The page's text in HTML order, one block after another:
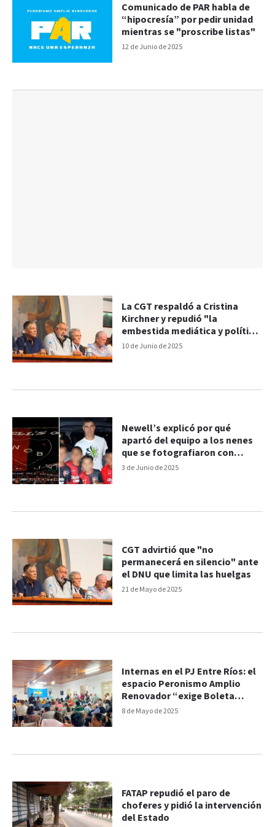
12 de Junio de 2025
Comunicado de PAR habla de
“hipocresía” por pedir unidad
mientras se "proscribe listas"
10 de Junio de 2025
La CGT respaldó a Cristina
Kirchner y repudió "la
embestida mediática y política
sobre la Justicia"
3 de Junio de 2025
Newell’s explicó por qué
apartó del equipo a los nenes
que se fotografiaron con
jugador de Central
21 de Mayo de 2025
CGT advirtió que "no
permanecerá en silencio" ante
el DNU que limita las huelgas
8 de Mayo de 2025
Internas en el PJ Entre Ríos: el
espacio Peronismo Amplio
Renovador “exige Boleta
Única”
FATAP repudió el paro de
choferes y pidió la intervención
del Estado